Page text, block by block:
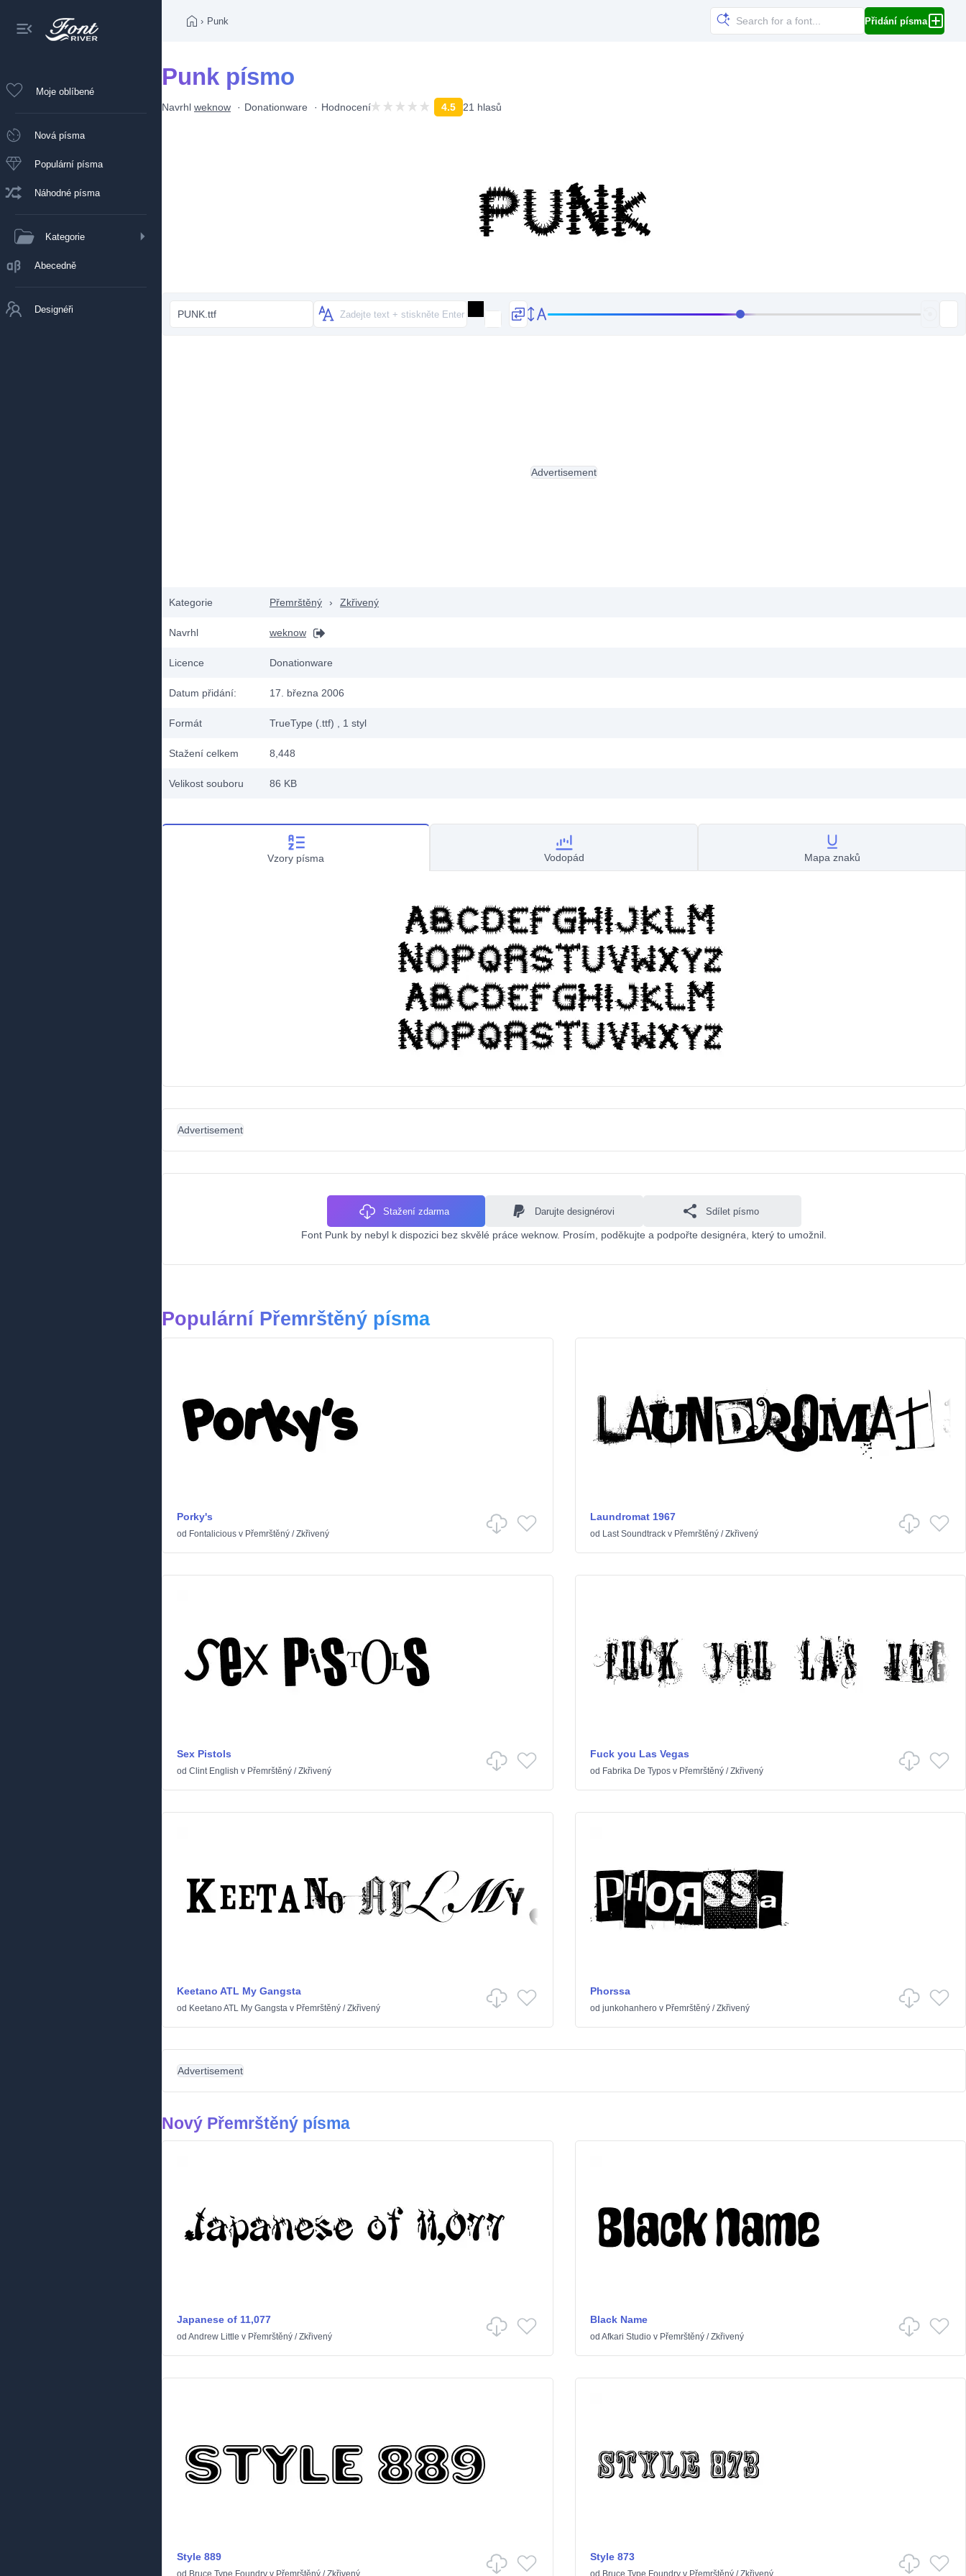
Moje oblíbené
Nová písma
Populární písma
Náhodné písma
Kategorie
Abecedně
Designéři
› Punk Přidání písma
Punk písmo
Navrhl weknow Donationware Hodnocení 4.5 21 hlasů
PUNK.ttf
Kategorie Přemrštěný › Zkřivený
Navrhl weknow
Licence Donationware
Datum přidání: 17. března 2006
Formát TrueType (.ttf) , 1 styl
Stažení celkem 8,448
Velikost souboru 86 KB
Advertisement
Vzory písma Vodopád Mapa znaků
Advertisement
Stažení zdarma Darujte designérovi Sdílet písmo
Font Punk by nebyl k dispozici bez skvělé práce weknow. Prosím, poděkujte a podpořte designéra, který to umožnil.
Populární Přemrštěný písma
Porky's
od Fontalicious v Přemrštěný /Zkřivený
Laundromat 1967
od Last Soundtrackv Přemrštěný/Zkřivený
Sex Pistols
od Clint English v Přemrštěný /Zkřivený
Fuck you Las Vegas
od Fabrika De Typosv Přemrštěný/Zkřivený
Keetano ATL My Gangsta
od Keetano ATL My Gangsta v Přemrštěný /Zkřivený
Phorssa
od junkohanherov Přemrštěný/Zkřivený
Advertisement
Nový Přemrštěný písma
Japanese of 11,077
od Andrew Little v Přemrštěný /Zkřivený
Black Name
od Afkari Studiov Přemrštěný/Zkřivený
Style 889
od Bruce Type Foundry v Přemrštěný /Zkřivený
Style 873
od Bruce Type Foundryv Přemrštěný/Zkřivený